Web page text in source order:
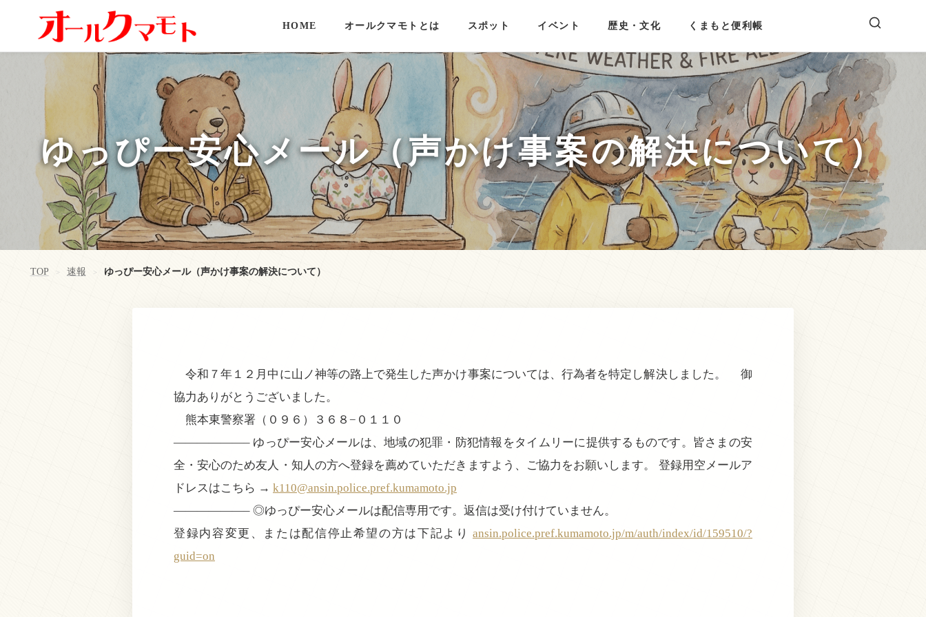
HOME オールクマモトとは スポット イベント 歴史・文化 くまもと便利帳
ゆっぴー安心メール（声かけ事案の解決について）
TOP > 速報 > ゆっぴー安心メール（声かけ事案の解決について）
令和７年１２月中に山ノ神等の路上で発生した声かけ事案については、行為者を特定し解決しました。 御
協力ありがとうございました。
熊本東警察署（０９６）３６８−０１１０
——————– ゆっぴー安心メールは、地域の犯罪・防犯情報をタイムリーに提供するものです。皆さまの安
全・安心のため友人・知人の方へ登録を薦めていただきますよう、ご協力をお願いします。 登録用空メールア
ドレスはこちら → k110@ansin.police.pref.kumamoto.jp
——————– ◎ゆっぴー安心メールは配信専用です。返信は受け付けていません。
登録内容変更、または配信停止希望の方は下記より ansin.police.pref.kumamoto.jp/m/auth/index/id/159510/?
guid=on